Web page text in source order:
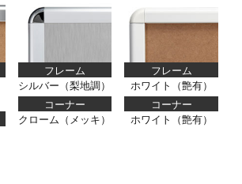
フレーム
シルバー（梨地調）
コーナー
クローム（メッキ）
フレーム
ホワイト（艶有）
コーナー
ホワイト（艶有）